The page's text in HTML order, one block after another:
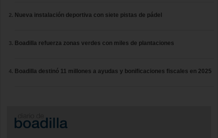
Nueva instalación deportiva con siete pistas de pádel
Boadilla refuerza zonas verdes con miles de plantaciones
Boadilla destinó 11 millones a ayudas y bonificaciones fiscales en 2025